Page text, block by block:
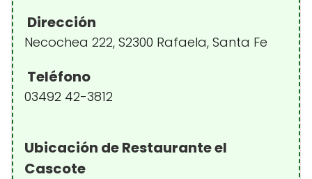
Dirección
Necochea 222, S2300 Rafaela, Santa Fe
Teléfono
03492 42-3812
Ubicación de Restaurante el
Cascote